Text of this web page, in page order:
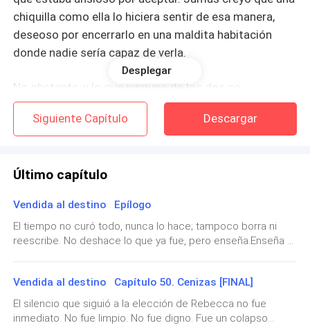
chiquilla como ella lo hiciera sentir de esa manera,
deseoso por encerrarlo en una maldita habitación
donde nadie sería capaz de verla.
No obstante, y lo que ninguno de los dos se
imaginaba, era que esta convivencia forzada se
convertiría en un juego de atracción, lujuria y
sentimientos inesperados.
Durante una discusión, Rebecca intentó buscar una
lugar, pero cada intento se veía frustrado por la
vigilancia de Edgardo; quien no estaba para nada
contento con su último intento de escape.
—¿Qué pretendes, Rebecca? —preguntó Edgardo,
acorralandola contra la pared más cercana—. ¿Crees
que estoy de humor para estos juegos?
Desplegar
Siguiente Capítulo Descargar
Último capítulo
Vendida al destino Epílogo
El tiempo no curó todo, nunca lo hace; tampoco borra ni
reescribe. No deshace lo que ya fue, pero enseña.Enseña a
atrás en cada paso.Tres meses, eso fue lo que necesitó
Rebecca para volver a reconocerse frente a un espejo, sin
buscar a alguien más en su reflejo.Al principio había sido
extraño, mirarse y no ver la versión de ella que había
Vendida al destino Capítulo 50. Cenizas [FINAL]
El silencio que siguió a la elección de Rebecca no fue
inmediato. No fue limpio. No fue digno. Fue un colapso